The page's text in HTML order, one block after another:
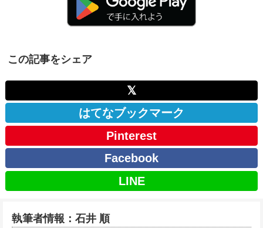
この記事をシェア
𝕏
はてなブックマーク
Pinterest
Facebook
LINE
執筆者情報：石井 順